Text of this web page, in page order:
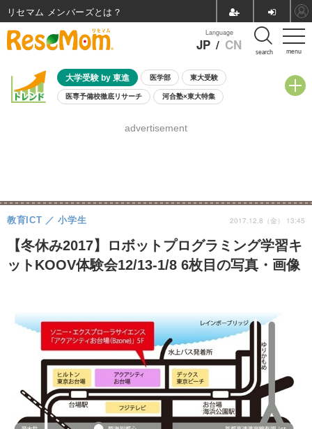
menu
Language
JP / CN search
大学受験 by 東進 医学部 東大受験
医専予備校徹底リサーチ 河合塾×東大特集
8月開催学校説明会・相談会
advertisement
【冬休み2017】ロボットプログラミング学習キ
ットKOOV体験会12/13-1/8 6枚目の写真・画像
教育ICT 小学生 2017.12.8（金） 13:45
リセマム メンバーズ